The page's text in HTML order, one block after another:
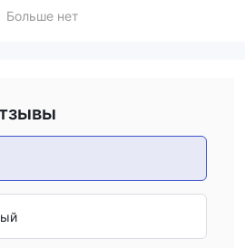
local laws and offers a secure
Больше нет